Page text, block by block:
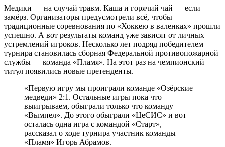
Медики — на случай травм. Каша и горячий чай — если
замёрз. Организаторы предусмотрели всё, чтобы
традиционные соревнования по «Хоккею в валенках» прошли
успешно. А вот результаты команд уже зависят от личных
устремлений игроков. Несколько лет подряд победителем
турнира становилась сборная Федеральной противопожарной
службы — команда «Пламя». На этот раз на чемпионский
титул появились новые претенденты.
«Первую игру мы проиграли команде «Озёрские
медведи» 2:1. Остальные игры пока что
выигрываем, обыграли только что команду
«Вымпел». До этого обыграли «ЦеСИС» и вот
осталась одна игра с командой «Старт», —
рассказал о ходе турнира участник команды
«Пламя» Игорь Абрамов.